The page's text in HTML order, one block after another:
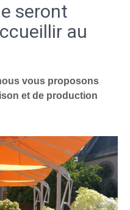
seront
au
vous proposons
et de production